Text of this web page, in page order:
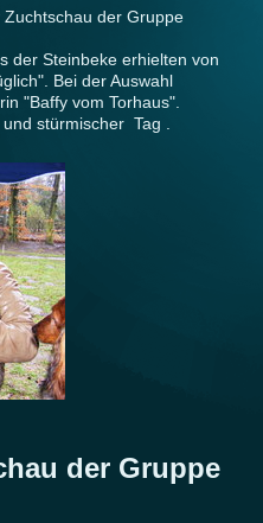
der Gruppe
der Steinbeke erhielten von
Bei der Auswahl
"Baffy vom Torhaus".
stürmischer Tag .
der Gruppe